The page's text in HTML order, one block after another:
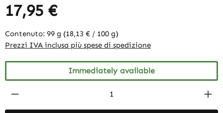
17,95 €
Contenuto: 99 g (18,13 € / 100 g)
Prezzi IVA inclusa più spese di spedizione
Immediately available
Product Quantity: Enter the desired